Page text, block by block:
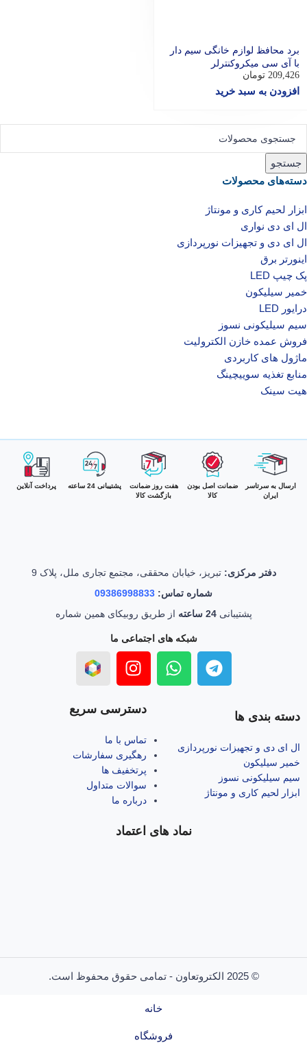
جستجو
دسته‌های محصولات
ابزار لحیم کاری و مونتاژ
ال ای دی‌ نواری
ال‌ ای‌ دی و تجهیزات نورپردازی
اینورتر برق
پک چیپ LED
خمیر سیلیکون
درایور LED
سیم سیلیکونی نسوز
فروش عمده خازن الکترولیت
ماژول های کاربردی
منابع تغذیه سوییچینگ
هیت سینک
برد محافظ لوازم خانگی سیم دار
با آی سی میکروکنترلر
209,426 تومان
افزودن به سبد خرید
ارسال به سرتاسر
ایران
ضمانت اصل بودن
کالا
هفت روز ضمانت
بازگشت کالا
پشتیبانی 24 ساعته پرداخت آنلاین
دفتر مرکزی: تبریز، خیابان محققی، مجتمع تجاری ملل، پلاک 9
شماره تماس: 09386998833
پشتیبانی24 ساعته از طریق روبیکای همین شماره
شبکه های اجتماعی ما
دسته بندی ها
ال‌ ای‌ دی و تجهیزات نورپردازی
خمیر سیلیکون
سیم سیلیکونی نسوز
ابزار لحیم کاری و مونتاژ
دسترسی سریع
تماس با ما
رهگیری سفارشات
پرتخفیف ها
سوالات متداول
درباره ما
نماد های اعتماد
© 2025 الکتروتعاون - تمامی حقوق محفوظ است.
خانه
فروشگاه